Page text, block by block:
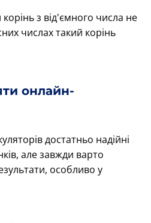
з від'ємного числа не
числах такий корінь
онлайн-
достатньо надійні
але завжди варто
особливо у